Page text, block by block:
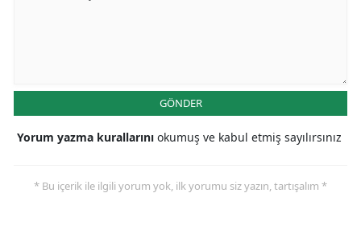
GÖNDER
Yorum yazma kurallarını okumuş ve kabul etmiş sayılırsınız
* Bu içerik ile ilgili yorum yok, ilk yorumu siz yazın, tartışalım *